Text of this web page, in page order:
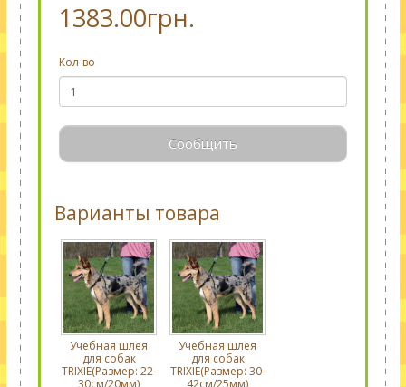
1383.00грн.
Кол-во
Сообщить
Варианты товара
Учебная шлея
для собак
TRIXIE(Размер: 22-
30см/20мм)
Учебная шлея
для собак
TRIXIE(Размер: 30-
42см/25мм)